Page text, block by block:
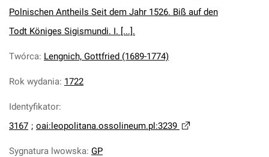
Polnischen Antheils Seit dem Jahr 1526. Biß auf den
Todt Königes Sigismundi. I. [...].
Twórca: Lengnich, Gottfried (1689-1774)
Rok wydania: 1722
Identyfikator:
3167 ; oai:leopolitana.ossolineum.pl:3239
Sygnatura lwowska: GP